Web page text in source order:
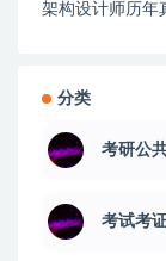
架构设计师历年
分类
考研公
考试考